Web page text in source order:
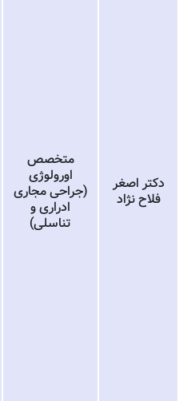
دکتر اصغر
فلاح نژاد
متخصص
اورولوژی
(جراحی مجاری
ادراری و
تناسلی)